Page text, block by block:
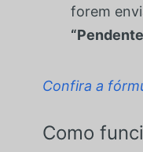
forem
Confira a
Como